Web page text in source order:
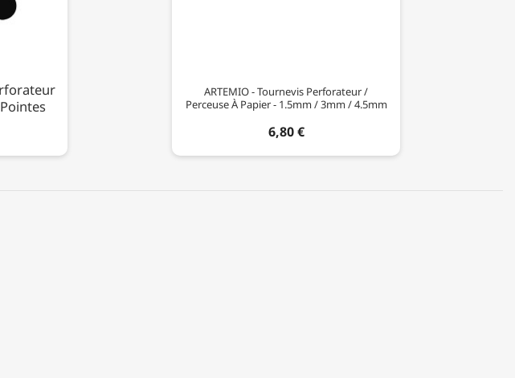
ARTEMIO - Tournevis Perforateur /
Perceuse À Papier - 1.5mm / 3mm / 4.5mm
6,80 €